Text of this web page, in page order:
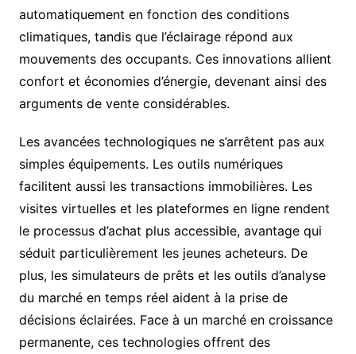
automatiquement en fonction des conditions
climatiques, tandis que l’éclairage répond aux
mouvements des occupants. Ces innovations allient
confort et économies d’énergie, devenant ainsi des
arguments de vente considérables.
Les avancées technologiques ne s’arrêtent pas aux
simples équipements. Les outils numériques
facilitent aussi les transactions immobilières. Les
visites virtuelles et les plateformes en ligne rendent
le processus d’achat plus accessible, avantage qui
séduit particulièrement les jeunes acheteurs. De
plus, les simulateurs de prêts et les outils d’analyse
du marché en temps réel aident à la prise de
décisions éclairées. Face à un marché en croissance
permanente, ces technologies offrent des